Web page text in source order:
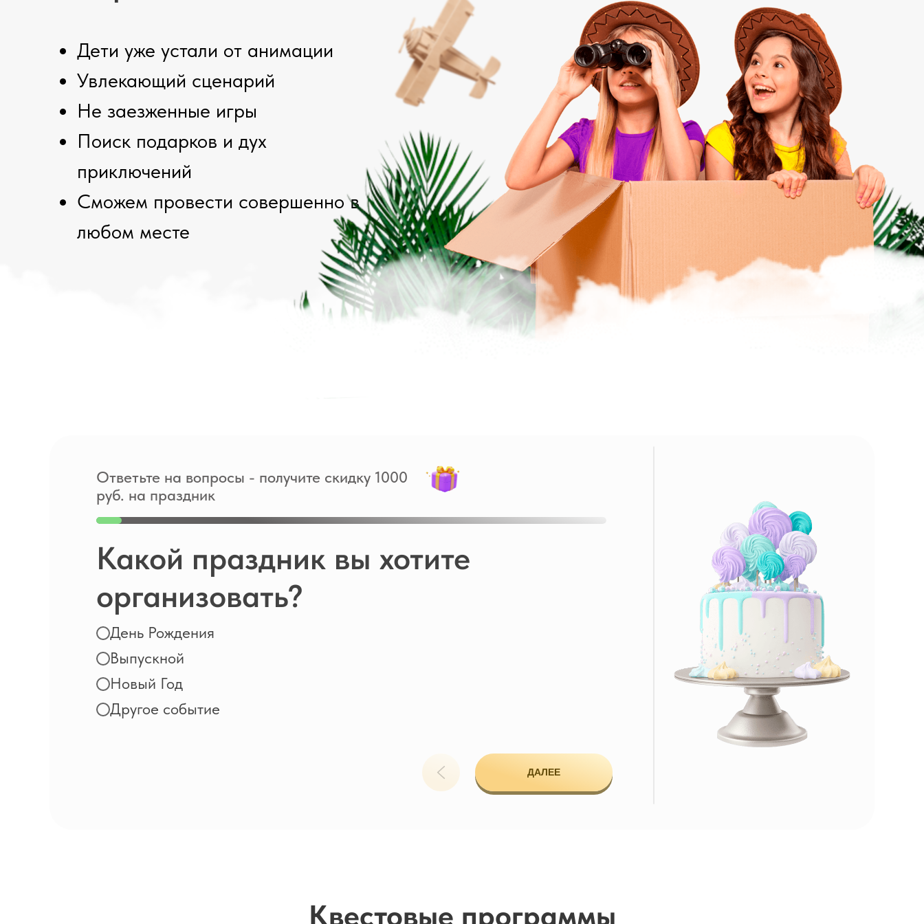
Дети уже устали от анимации
Увлекающий сценарий
Не заезженные игры
Поиск подарков и дух
приключений
Сможем провести совершенно в
любом месте
Ответьте на вопросы - получите скидку 1000
руб. на праздник
Какой праздник вы хотите
организовать?
День Рождения
Выпускной
Новый Год
Другое событие
ДАЛЕЕ
LET'S
GO!
Квестовые программы